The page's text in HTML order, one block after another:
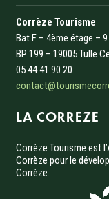
Corrèze Tourisme
Bat F – 4ème étage –
BP 199 – 19005 Tulle
05 44 41 90 20
LA CORREZE
Corrèze Tourisme est
Corrèze pour le
Corrèze.